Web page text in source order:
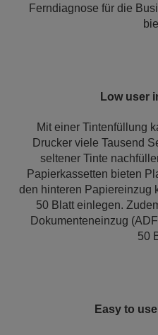
Ferndiagnose für die
Low user
Mit einer Tintenfüllung
Drucker viele Tausend
seltener Tinte
Papierkassetten bieten
den hinteren Papiereinzug
50 Blatt einlegen.
Dokumenteneinzug
50
Easy to